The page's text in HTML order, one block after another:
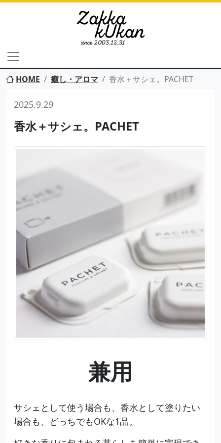
HOME 癒し・アロマ 香水＋サシェ。PACHET
2025.9.29
香水＋サシェ。PACHET
兼用
サシェとして使う場合も、香水として塗りたい
場合も、どっちでもOKな1品。